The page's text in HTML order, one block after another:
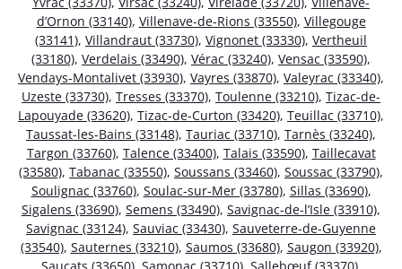
d’Ornon (33140), Villenave-de-Rions (33550), Villegouge
(33141), Villandraut (33730), Vignonet (33330), Vertheuil
(33180), Verdelais (33490), Vérac (33240), Vensac (33590),
Vendays-Montalivet (33930), Vayres (33870), Valeyrac (33340),
Uzeste (33730), Tresses (33370), Toulenne (33210), Tizac-de-
Lapouyade (33620), Tizac-de-Curton (33420), Teuillac (33710),
Taussat-les-Bains (33148), Tauriac (33710), Tarnès (33240),
Targon (33760), Talence (33400), Talais (33590), Taillecavat
(33580), Tabanac (33550), Soussans (33460), Soussac (33790),
Soulignac (33760), Soulac-sur-Mer (33780), Sillas (33690),
Sigalens (33690), Semens (33490), Savignac-de-l’Isle (33910),
Savignac (33124), Sauviac (33430), Sauveterre-de-Guyenne
(33540), Sauternes (33210), Saumos (33680), Saugon (33920),